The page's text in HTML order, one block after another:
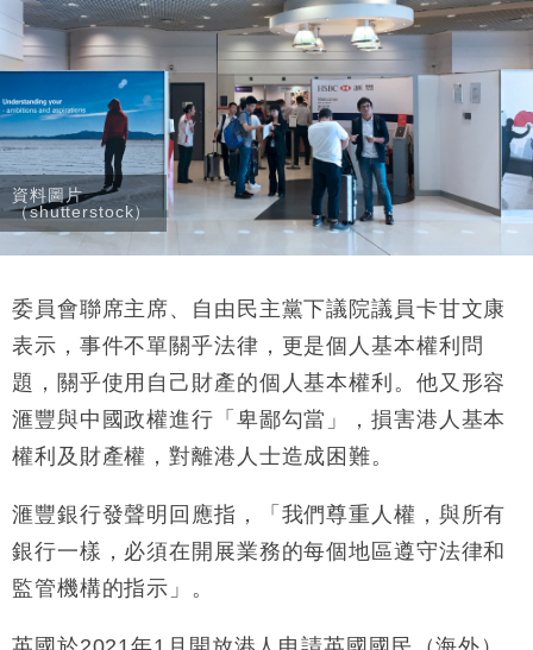
資料圖片
（shutterstock）
委員會聯席主席、自由民主黨下議院議員卡甘文康
表示，事件不單關乎法律，更是個人基本權利問
題，關乎使用自己財產的個人基本權利。他又形容
滙豐與中國政權進行「卑鄙勾當」，損害港人基本
權利及財產權，對離港人士造成困難。
滙豐銀行發聲明回應指，「我們尊重人權，與所有
銀行一樣，必須在開展業務的每個地區遵守法律和
監管機構的指示」。